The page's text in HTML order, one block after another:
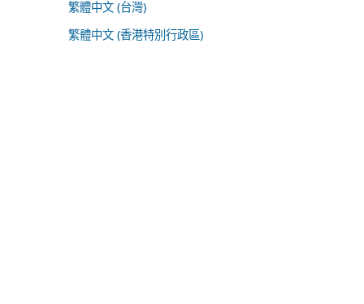
繁體中文 (台灣)
繁體中文 (香港特別行政區)